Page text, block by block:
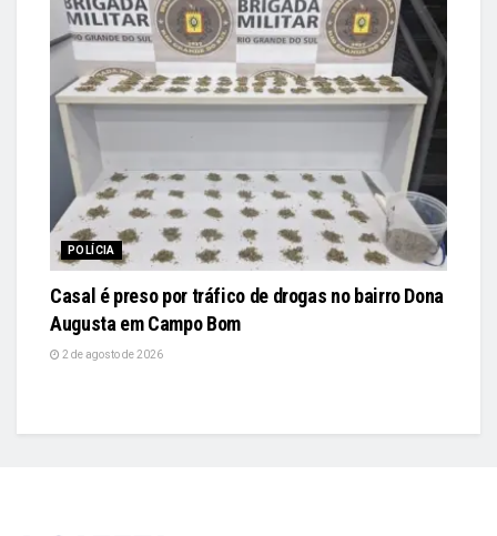
POLÍCIA
Casal é preso por tráfico de drogas no bairro Dona
Augusta em Campo Bom
2 de agosto de 2026